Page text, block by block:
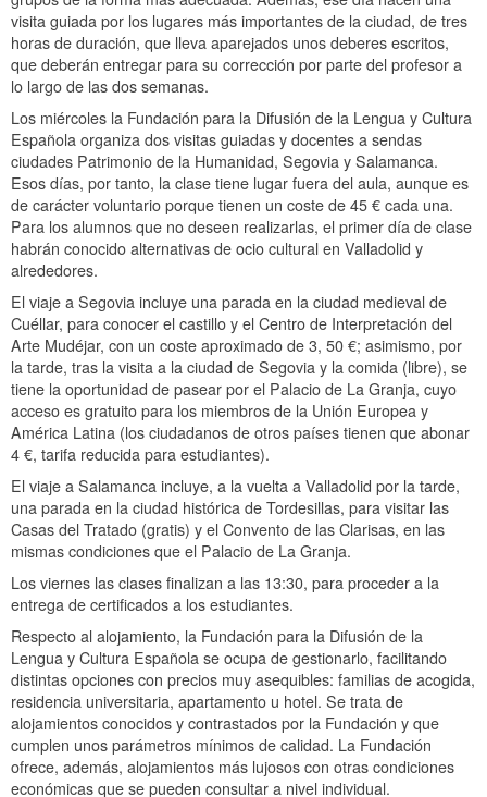
visita guiada por los lugares más importantes de la ciudad, de tres
horas de duración, que lleva aparejados unos deberes escritos,
que deberán entregar para su corrección por parte del profesor a
lo largo de las dos semanas.
Los miércoles la Fundación para la Difusión de la Lengua y Cultura
Española organiza dos visitas guiadas y docentes a sendas
ciudades Patrimonio de la Humanidad, Segovia y Salamanca.
Esos días, por tanto, la clase tiene lugar fuera del aula, aunque es
de carácter voluntario porque tienen un coste de 45 € cada una.
Para los alumnos que no deseen realizarlas, el primer día de clase
habrán conocido alternativas de ocio cultural en Valladolid y
alrededores.
El viaje a Segovia incluye una parada en la ciudad medieval de
Cuéllar, para conocer el castillo y el Centro de Interpretación del
Arte Mudéjar, con un coste aproximado de 3, 50 €; asimismo, por
la tarde, tras la visita a la ciudad de Segovia y la comida (libre), se
tiene la oportunidad de pasear por el Palacio de La Granja, cuyo
acceso es gratuito para los miembros de la Unión Europea y
América Latina (los ciudadanos de otros países tienen que abonar
4 €, tarifa reducida para estudiantes).
El viaje a Salamanca incluye, a la vuelta a Valladolid por la tarde,
una parada en la ciudad histórica de Tordesillas, para visitar las
Casas del Tratado (gratis) y el Convento de las Clarisas, en las
mismas condiciones que el Palacio de La Granja.
Los viernes las clases finalizan a las 13:30, para proceder a la
entrega de certificados a los estudiantes.
Respecto al alojamiento, la Fundación para la Difusión de la
Lengua y Cultura Española se ocupa de gestionarlo, facilitando
distintas opciones con precios muy asequibles: familias de acogida,
residencia universitaria, apartamento u hotel. Se trata de
alojamientos conocidos y contrastados por la Fundación y que
cumplen unos parámetros mínimos de calidad. La Fundación
ofrece, además, alojamientos más lujosos con otras condiciones
económicas que se pueden consultar a nivel individual.